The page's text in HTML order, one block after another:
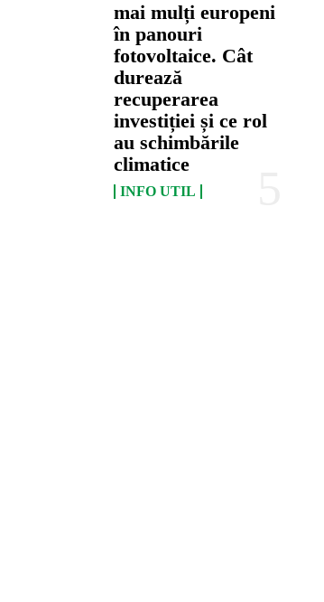
mai mulți europeni
în panouri
fotovoltaice. Cât
durează
recuperarea
investiției și ce rol
au schimbările
climatice
INFO UTIL